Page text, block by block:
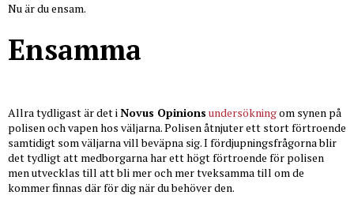
Nu är du ensam.
Ensamma
Allra tydligast är det i Novus Opinions undersökningom synen på
polisen och vapen hos väljarna. Polisen åtnjuter ett stort förtroende
samtidigt som väljarna vill beväpna sig. I fördjupningsfrågorna blir
det tydligt att medborgarna har ett högt förtroende för polisen
men utvecklas till att bli mer och mer tveksamma till om de
kommer finnas där för dig när du behöver den.